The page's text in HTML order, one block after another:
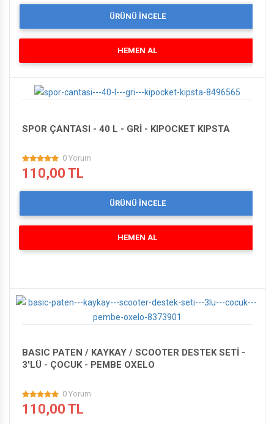
ÜRÜNÜ İNCELE
HEMEN AL
SPOR ÇANTASI - 40 L - GRİ - KIPOCKET KIPSTA
0 Yorum
110,00 TL
ÜRÜNÜ İNCELE
HEMEN AL
BASIC PATEN / KAYKAY / SCOOTER DESTEK SETİ -
3'LÜ - ÇOCUK - PEMBE OXELO
0 Yorum
110,00 TL